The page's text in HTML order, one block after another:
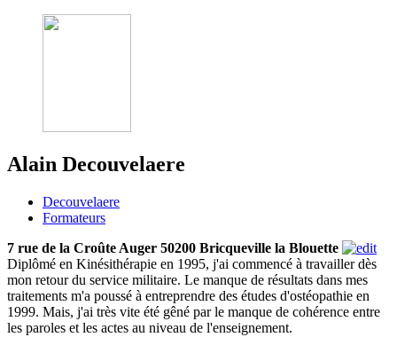
Alain Decouvelaere
Decouvelaere
Formateurs
7 rue de la Croûte Auger 50200 Bricqueville la Blouette
Diplômé en Kinésithérapie en 1995, j'ai commencé à travailler dès
mon retour du service militaire. Le manque de résultats dans mes
traitements m'a poussé à entreprendre des études d'ostéopathie en
1999. Mais, j'ai très vite été gêné par le manque de cohérence entre
les paroles et les actes au niveau de l'enseignement.